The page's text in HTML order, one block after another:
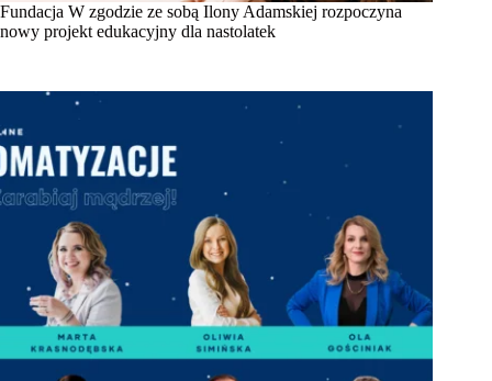
Fundacja W zgodzie ze sobą Ilony Adamskiej rozpoczyna
nowy projekt edukacyjny dla nastolatek